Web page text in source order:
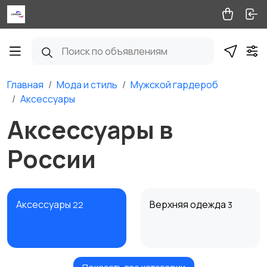
Главная Мода и стиль
Мужской гардероб
Аксессуары
Аксессуары в
России
Аксессуары 22 Верхняя одежда 3